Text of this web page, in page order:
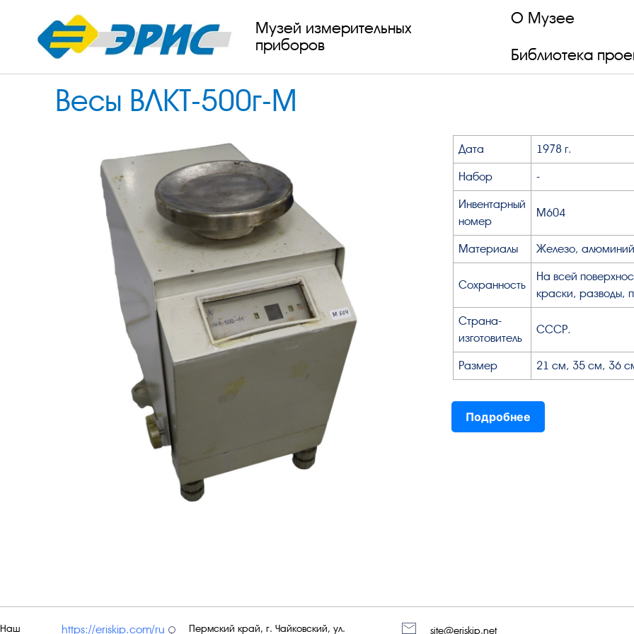
Музей измерительных
приборов
О Музее
Библиотека
Весы ВЛКТ-500г-М
Дата 1978 г.
Набор -
Инвентарный
номер
М604
Материалы Железо,
Сохранность
На всей
краски, разводы,
Страна-
изготовитель
СССР.
Размер 21 см, 35 см, 36
Подробнее
Наш https://eriskip.com/ru Пермский край, г. Чайковский, ул. site@eriskip.net